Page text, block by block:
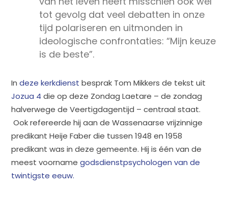
tot gevolg dat veel debatten in onze
tijd polariseren en uitmonden in
ideologische confrontaties: “Mijn keuze
is de beste”.
Indeze kerkdienst besprak Tom Mikkers de tekst uit
Jozua 4 die op deze Zondag Laetare – de zondag
halverwege de Veertigdagentijd – centraal staat.
Ook refereerde hij aan de Wassenaarse vrijzinnige
predikant Heije Faber die tussen 1948 en 1958
predikant was in deze gemeente. Hij is één van de
meest voornamegodsdienstpsychologen van de
twintigste eeuw.